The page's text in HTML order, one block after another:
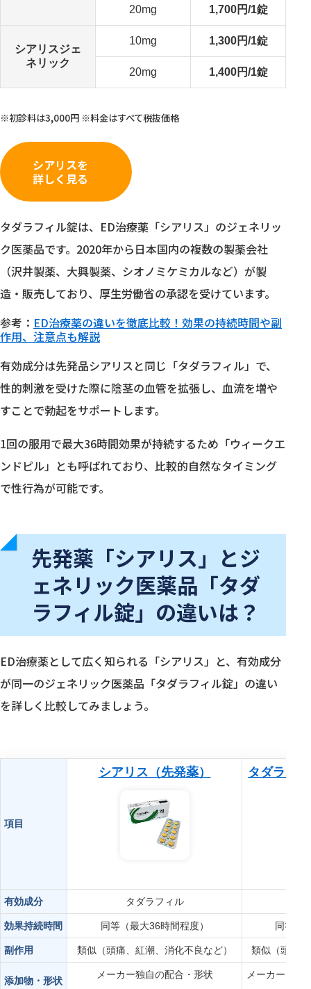
20mg 1,700円/1錠
シアリスジェ
ネリック
10mg 1,300円/1錠
20mg 1,400円/1錠
※初診料は3,000円 ※料金はすべて税抜価格
シアリスを
詳しく見る
タダラフィル錠は、ED治療薬「シアリス」のジェネリッ
ク医薬品です。2020年から日本国内の複数の製薬会社
（沢井製薬、大興製薬、シオノミケミカルなど）が製
造・販売しており、厚生労働省の承認を受けています。
参考： ED治療薬の違いを徹底比較！効果の持続時間や副
作用、注意点も解説
有効成分は先発品シアリスと同じ「タダラフィル」で、
性的刺激を受けた際に陰茎の血管を拡張し、血流を増や
すことで勃起をサポートします。
1回の服用で最大36時間効果が持続するため「ウィークエ
ンドピル」とも呼ばれており、比較的自然なタイミング
で性行為が可能です。
先発薬「シアリス」とジ
ェネリック医薬品「タダ
ラフィル錠」の違いは？
ED治療薬として広く知られる「シアリス」と、有効成分
が同一のジェネリック医薬品「タダラフィル錠」の違い
を詳しく比較してみましょう。
項目
シアリス（先発薬）
タダラフ
有効成分 タダラフィル
効果持続時間 同等（最大36時間程度） 同等（
副作用 類似（頭痛、紅潮、消化不良など） 類似（頭痛
添加物・形状
メーカー独自の配合・形状
メーカーごと